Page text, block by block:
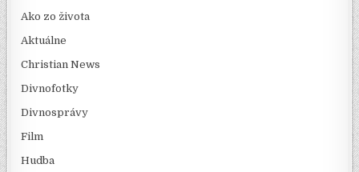
Ako zo života
Aktuálne
Christian News
Divnofotky
Divnosprávy
Film
Hudba